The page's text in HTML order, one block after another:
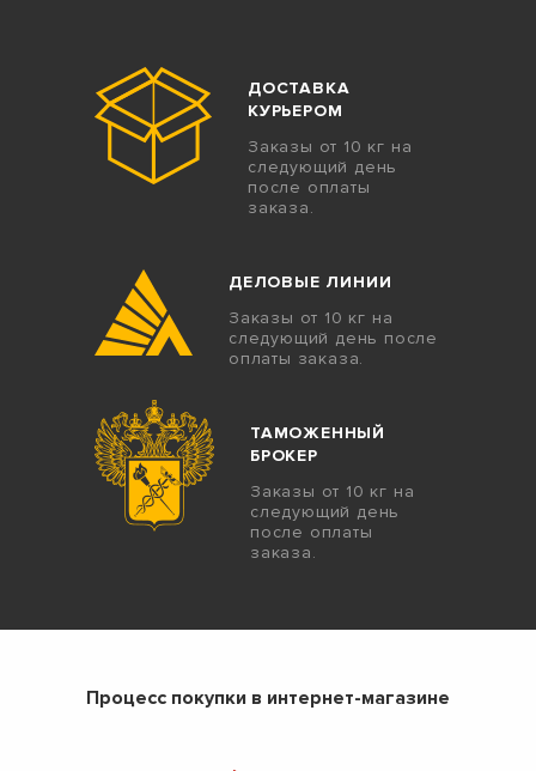
ДОСТАВКА
КУРЬЕРОМ
Заказы от 10 кг на
следующий день
после оплаты
заказа.
ДЕЛОВЫЕ ЛИНИИ
Заказы от 10 кг на
следующий день после
оплаты заказа.
ТАМОЖЕННЫЙ
БРОКЕР
Заказы от 10 кг на
следующий день
после оплаты
заказа.
Процесс покупки в интернет-магазине